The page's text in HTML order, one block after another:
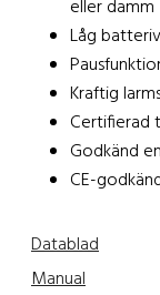
eller damm
Låg
Kraftig
Certifierad
Godkänd
CE-
Datablad
Manual